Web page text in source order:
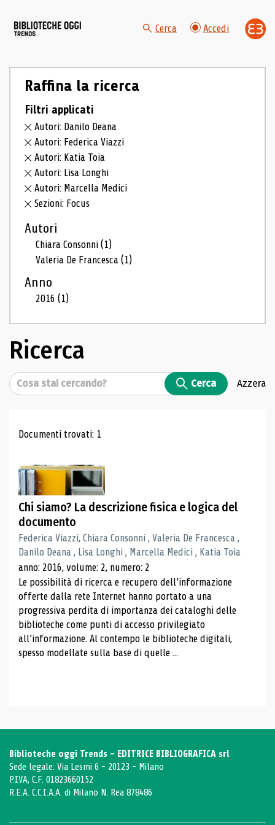
Cerca Accedi
Raffina la ricerca
Filtri applicati
Autori: Danilo Deana
Autori: Federica Viazzi
Autori: Katia Toia
Autori: Lisa Longhi
Autori: Marcella Medici
Sezioni: Focus
Autori
Chiara Consonni(1)
Valeria De Francesca(1)
Anno
2016(1)
Ricerca
Cerca Cerca Azzera
Risultati di ricerca
Documenti trovati: 1
Chi siamo? La descrizione fisica e logica del
documento
Federica Viazzi, Chiara Consonni , Valeria De Francesca ,
Danilo Deana , Lisa Longhi , Marcella Medici , Katia Toia
anno: 2016, volume: 2, numero: 2
Le possibilità di ricerca e recupero dell’informazione
offerte dalla rete Internet hanno portato a una
progressiva perdita di importanza dei cataloghi delle
biblioteche come punti di accesso privilegiato
all’informazione. Al contempo le biblioteche digitali,
spesso modellate sulla base di quelle ...
Biblioteche oggi Trends - EDITRICE BIBLIOGRAFICA srl
Sede legale: Via Lesmi 6 - 20123 - Milano
P.IVA, C.F. 01823660152
R.E.A. C.C.I.A.A. di Milano N. Rea 878486